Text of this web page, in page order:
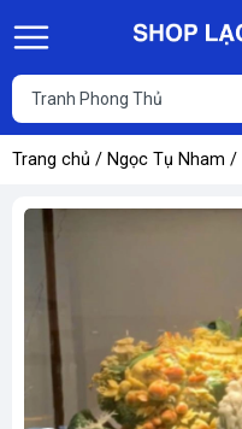
Trang chủ / Ngọc Tụ Nham /